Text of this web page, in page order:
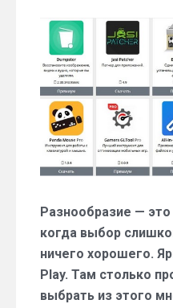
Разнообразие —
когда выбор
ничего хорошего.
Play. Там столько
выбрать из этого